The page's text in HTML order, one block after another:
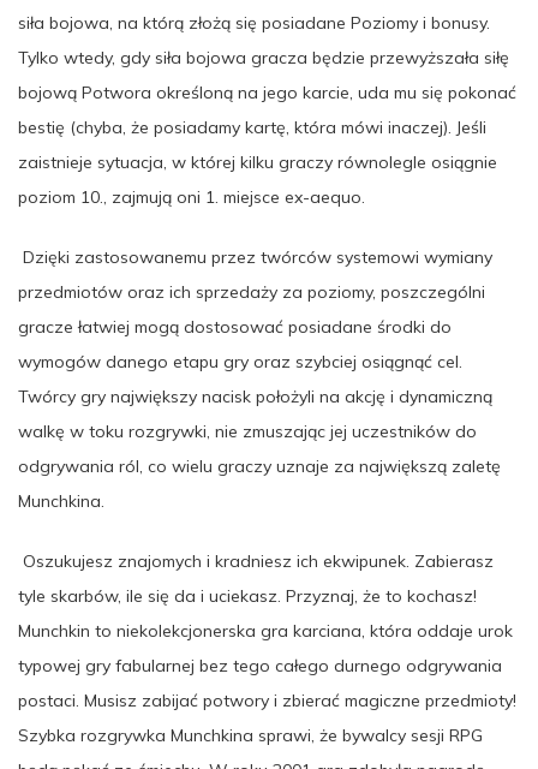
siła bojowa, na którą złożą się posiadane Poziomy i bonusy.
Tylko wtedy, gdy siła bojowa gracza będzie przewyższała siłę
bojową Potwora określoną na jego karcie, uda mu się pokonać
bestię (chyba, że posiadamy kartę, która mówi inaczej). Jeśli
zaistnieje sytuacja, w której kilku graczy równolegle osiągnie
poziom 10., zajmują oni 1. miejsce ex-aequo.
Dzięki zastosowanemu przez twórców systemowi wymiany
przedmiotów oraz ich sprzedaży za poziomy, poszczególni
gracze łatwiej mogą dostosować posiadane środki do
wymogów danego etapu gry oraz szybciej osiągnąć cel.
Twórcy gry największy nacisk położyli na akcję i dynamiczną
walkę w toku rozgrywki, nie zmuszając jej uczestników do
odgrywania ról, co wielu graczy uznaje za największą zaletę
Munchkina.
Oszukujesz znajomych i kradniesz ich ekwipunek. Zabierasz
tyle skarbów, ile się da i uciekasz. Przyznaj, że to kochasz!
Munchkin to niekolekcjonerska gra karciana, która oddaje urok
typowej gry fabularnej bez tego całego durnego odgrywania
postaci. Musisz zabijać potwory i zbierać magiczne przedmioty!
Szybka rozgrywka Munchkina sprawi, że bywalcy sesji RPG